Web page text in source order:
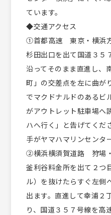
ています。
◆交通アクセス
①首都高速 東京・横浜
杉田出口を出て国道３５
沿ってそのまま直進し、
町」の交差点を左に曲が
でマクドナルドのあるビ
がアウトレット駐車場へ
ハへ行く」と告げてくだ
手がヤマハマリンセンタ
②横浜横須賀道路 狩場
釜利谷料金所を出て２つ
ル）を抜けたらすぐ左側
出ます。直進して幸浦２
り、国道３５７号線を高